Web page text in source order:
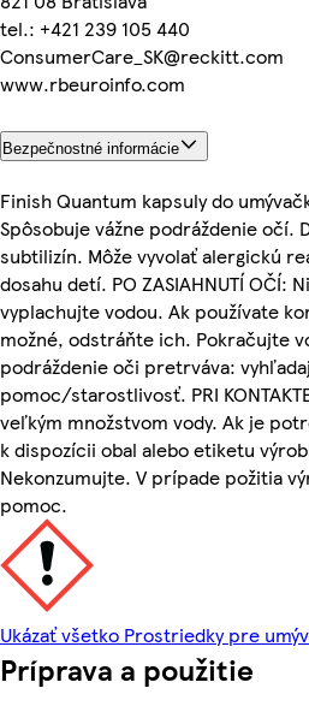
tel.: +421 239 105 440
ConsumerCare_SK@reckitt.com
www.rbeuroinfo.com
Bezpečnostné informácie
Finish Quantum kapsuly do
Spôsobuje vážne podráždenie očí.
subtilizín. Môže vyvolať alergickú
dosahu detí. PO ZASIAHNUTÍ
vyplachujte vodou. Ak používate
možné, odstráňte ich. Pokračujte
podráždenie oči pretrváva:
pomoc/starostlivosť. PRI
veľkým množstvom vody. Ak je
k dispozícii obal alebo etiketu
Nekonzumujte. V prípade požitia
pomoc.
Ukázať všetko Prostriedky pre
Príprava a použitie